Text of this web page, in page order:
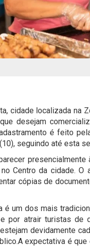
cidade localizada na
desejam
é feito
seguindo até esta
Centro da cidade.
cópias de
é um dos mais
por atrair turistas
devidamente
expectativa é